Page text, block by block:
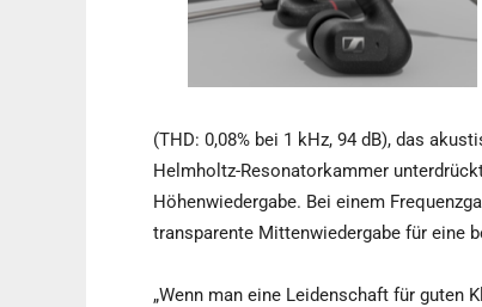
(THD: 0,08% bei 1 kHz, 94 dB), das
Helmholtz-Resonatorkammer
Höhenwiedergabe. Bei einem
transparente Mittenwiedergabe für eine
„Wenn man eine Leidenschaft für guten